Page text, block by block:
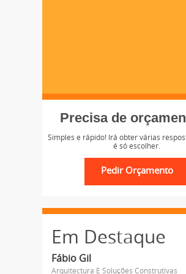
Precisa de
Simples e rápido! Irá obter várias
é só escolher.
Em Destaque
Fábio Gil
Arquitectura E Soluções Construtivas